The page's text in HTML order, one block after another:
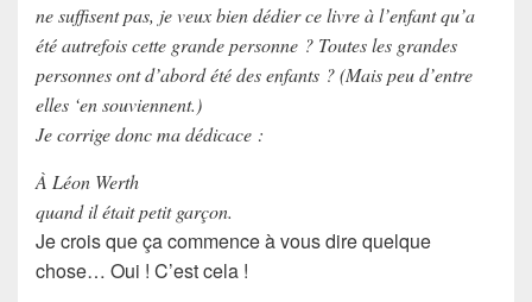
ne suffisent pas, je veux bien dédier ce livre à l’enfant qu’a
été autrefois cette grande personne ? Toutes les grandes
personnes ont d’abord été des enfants ? (Mais peu d’entre
elles ‘en souviennent.)
Je corrige donc ma dédicace :
À Léon Werth
quand il était petit garçon.
Je crois que ça commence à vous dire quelque
chose… Oui ! C’est cela !